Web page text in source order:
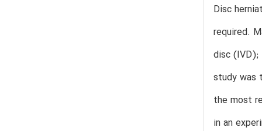
Disc
required.
disc
study was
the most
in an